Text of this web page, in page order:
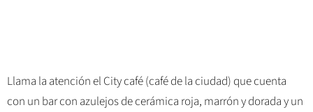
Llama la atención el City café (café de la ciudad) que cuenta
con un bar con azulejos de cerámica roja, marrón y dorada y un